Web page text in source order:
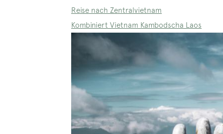
Reise nach Zentralvietnam
Kombiniert Vietnam Kambodscha Laos